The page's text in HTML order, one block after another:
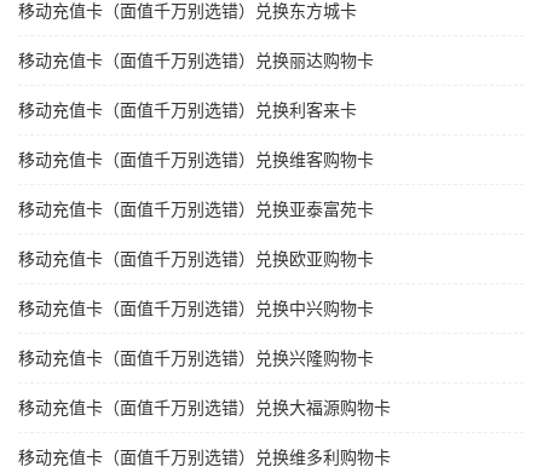
移动充值卡（面值千万别选错）兑换东方城卡
移动充值卡（面值千万别选错）兑换丽达购物卡
移动充值卡（面值千万别选错）兑换利客来卡
移动充值卡（面值千万别选错）兑换维客购物卡
移动充值卡（面值千万别选错）兑换亚泰富苑卡
移动充值卡（面值千万别选错）兑换欧亚购物卡
移动充值卡（面值千万别选错）兑换中兴购物卡
移动充值卡（面值千万别选错）兑换兴隆购物卡
移动充值卡（面值千万别选错）兑换大福源购物卡
移动充值卡（面值千万别选错）兑换维多利购物卡